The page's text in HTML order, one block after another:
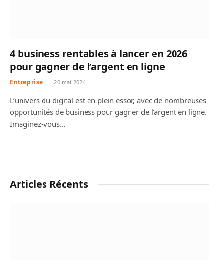
4 business rentables à lancer en 2026
pour gagner de l’argent en ligne
Entreprise 20 mai 2024
L’univers du digital est en plein essor, avec de nombreuses
opportunités de business pour gagner de l’argent en ligne.
Imaginez-vous…
Articles Récents